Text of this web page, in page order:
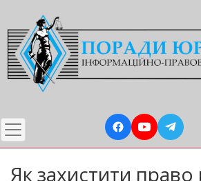
до
основного
вмісту
Як захистити право